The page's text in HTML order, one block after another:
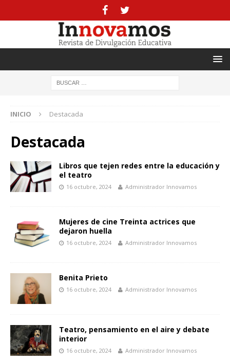
INICIO Destacada
Destacada
Libros que tejen redes entre la educación y
el teatro
16 octubre, 2024 Administrador Innovamos
Mujeres de cine Treinta actrices que
dejaron huella
16 octubre, 2024 Administrador Innovamos
Benita Prieto
16 octubre, 2024 Administrador Innovamos
Teatro, pensamiento en el aire y debate
interior
16 octubre, 2024 Administrador Innovamos